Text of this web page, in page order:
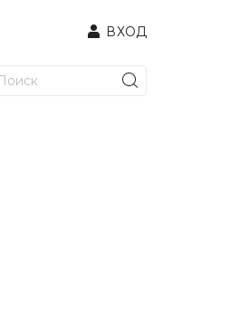
ВХОД